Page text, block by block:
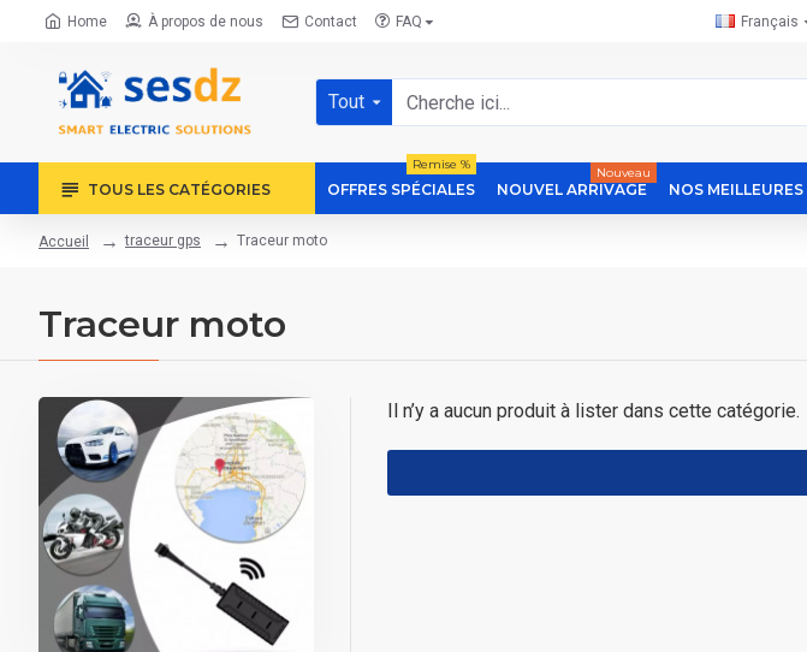
Home À propos de nous Contact FAQ Français
Tout
TOUS LES CATÉGORIES OFFRES SPÉCIALES
Remise %
NOUVEL ARRIVAGE
Nouveau
NOS
Accueil traceur gps Traceur moto
Traceur moto
Il n’y a aucun produit à lister dans cette catégorie.